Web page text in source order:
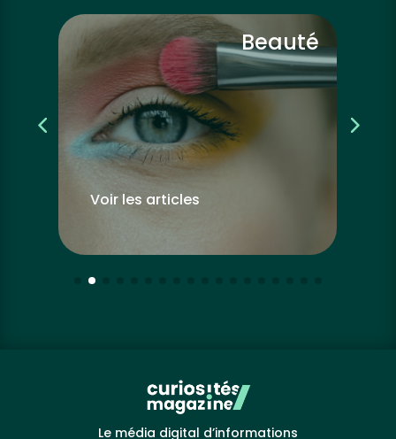
Beauté
Voir les articles
Le média digital d’informations